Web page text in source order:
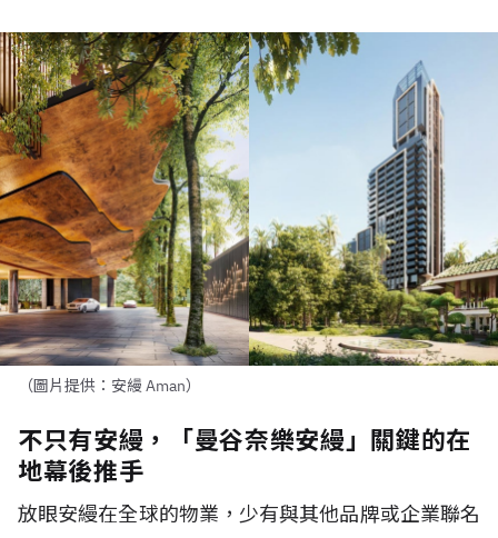
（圖片提供：安縵 Aman）
不只有安縵，「曼谷奈樂安縵」關鍵的在
地幕後推手
放眼安縵在全球的物業，少有與其他品牌或企業聯名